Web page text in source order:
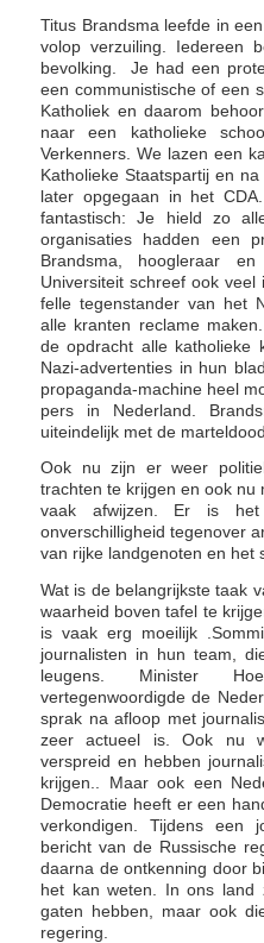
Titus Brandsma leefde in
volop verzuiling. Iedereen
bevolking. Je had een
een communistische of een
Katholiek en daarom
naar een katholieke
Verkenners. We lazen een
Katholieke Staatspartij en
later opgegaan in het
fantastisch: Je hield zo
organisaties hadden een
Brandsma, hoogleraar
Universiteit schreef ook
felle tegenstander van het
alle kranten reclame
de opdracht alle katholieke
Nazi-advertenties in hun
propaganda-machine heel
pers in Nederland.
uiteindelijk met de
Ook nu zijn er weer
trachten te krijgen en ook
vaak afwijzen. Er is het
onverschilligheid tegenover
van rijke landgenoten en het
Wat is de belangrijkste taak
waarheid boven tafel te
is vaak erg moeilijk
journalisten in hun team,
leugens. Minister
vertegenwoordigde de
sprak na afloop met
zeer actueel is. Ook nu
verspreid en hebben
krijgen.. Maar ook een
Democratie heeft er een
verkondigen. Tijdens een
bericht van de Russische
daarna de ontkenning door
het kan weten. In ons
gaten hebben, maar ook
regering.